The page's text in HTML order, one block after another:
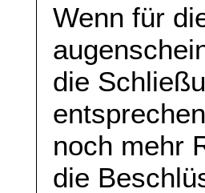
Wenn für
die
noch mehr
die